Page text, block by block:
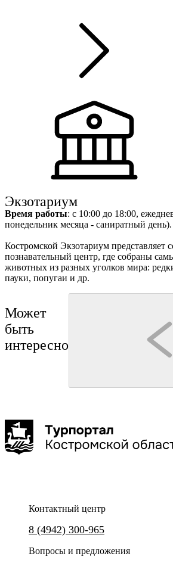
Экзотариум
Время работы: с 10:00 до 18:00,
понедельник месяца - саниратный день).
Костромской Экзотариум представляет
познавательный центр, где собраны
животных из разных уголков мира:
пауки, попугаи и др.
Может
быть
интересно
вдоль и поперёк»
Прогулка по Костроме, где история
на каждом шагу.
Контактный центр
8 (4942) 300-965
Вопросы и предложения